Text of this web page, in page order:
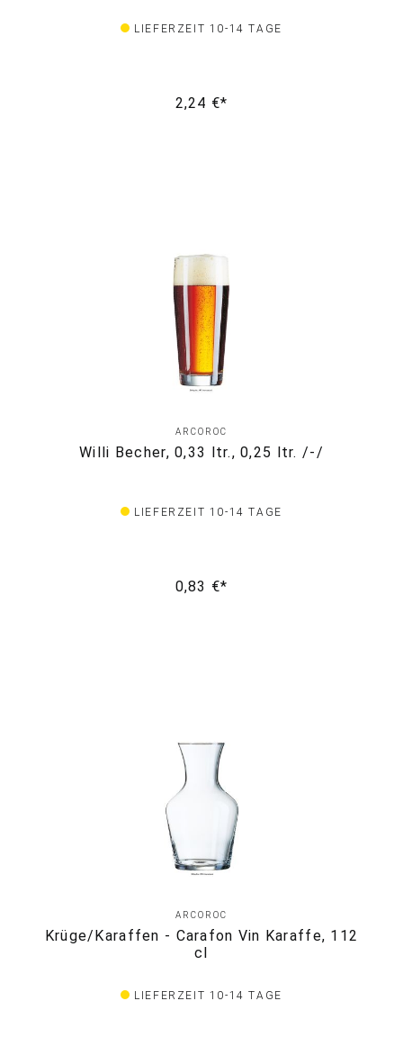
LIEFERZEIT 10-14 TAGE
2,24 €*
ARCOROC
Willi Becher, 0,33 ltr., 0,25 ltr. /-/
LIEFERZEIT 10-14 TAGE
0,83 €*
ARCOROC
Krüge/Karaffen - Carafon Vin Karaffe, 112
cl
LIEFERZEIT 10-14 TAGE